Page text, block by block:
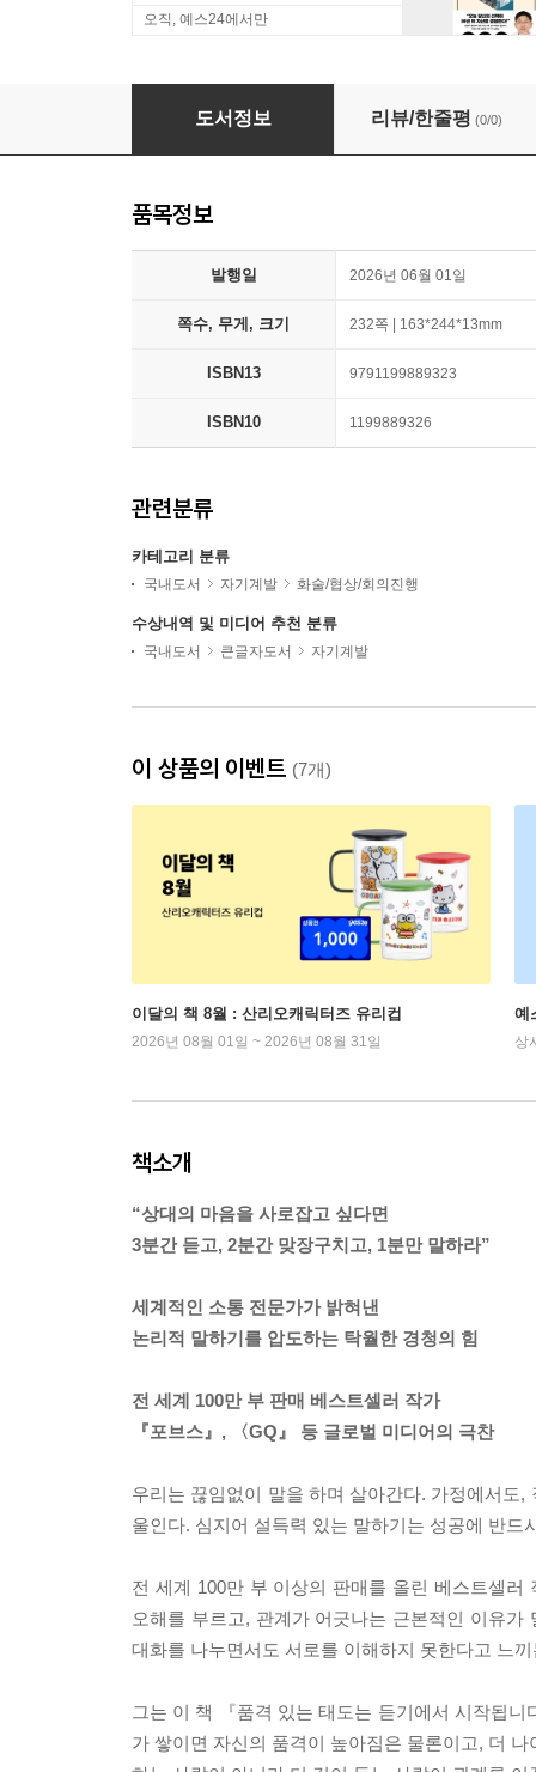
오직, 예스24에서만
품격 있는 태도는 듣기에서 시작됩니다 (큰글자
도서정보 리뷰/한줄평 (0/0)
품목정보
발행일 2026년 06월 01일
쪽수, 무게, 크기 232쪽 | 163*244*13mm
ISBN13 9791199889323
ISBN10 1199889326
관련분류
카테고리 분류
국내도서 자기계발 화술/협상/회의진행
수상내역 및 미디어 추천 분류
국내도서 큰글자도서 자기계발
이 상품의 이벤트 (7개)
이달의 책 8월 : 산리오캐릭터즈 유리컵
2026년 08월 01일 ~ 2026년 08월 31일
예
상
책소개
“상대의 마음을 사로잡고 싶다면
3분간 듣고, 2분간 맞장구치고, 1분만 말하라”
세계적인 소통 전문가가 밝혀낸
논리적 말하기를 압도하는 탁월한 경청의 힘
전 세계 100만 부 판매 베스트셀러 작가
『포브스』, 〈GQ』 등 글로벌 미디어의 극찬
우리는 끊임없이 말을 하며 살아간다. 가정에서도
울인다. 심지어 설득력 있는 말하기는 성공에 반드
전 세계 100만 부 이상의 판매를 올린 베스트셀
오해를 부르고, 관계가 어긋나는 근본적인 이유가
대화를 나누면서도 서로를 이해하지 못한다고 느
그는 이 책 『품격 있는 태도는 듣기에서 시작됩
가 쌓이면 자신의 품격이 높아짐은 물론이고, 더